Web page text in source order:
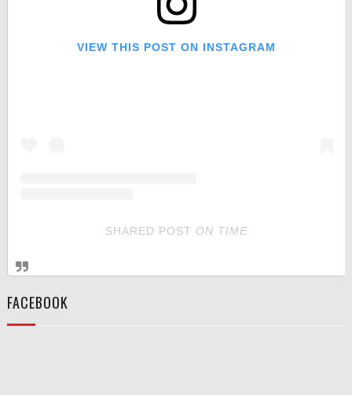
VIEW THIS POST ON INSTAGRAM
SHARED POST ON TIME
FACEBOOK